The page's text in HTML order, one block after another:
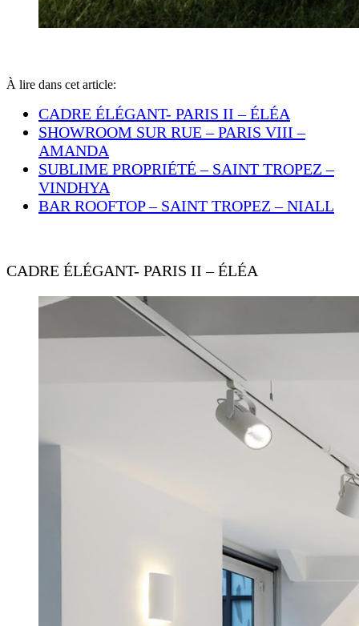
À lire dans cet article:
CADRE ÉLÉGANT- PARIS II – ÉLÉA
SHOWROOM SUR RUE – PARIS VIII –
AMANDA
SUBLIME PROPRIÉTÉ – SAINT TROPEZ –
VINDHYA
BAR ROOFTOP – SAINT TROPEZ – NIALL
CADRE ÉLÉGANT- PARIS II – ÉLÉA